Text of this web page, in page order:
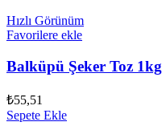
Hızlı Görünüm
Favorilere ekle
Balküpü Şeker Toz 1kg
₺55,51
Sepete Ekle